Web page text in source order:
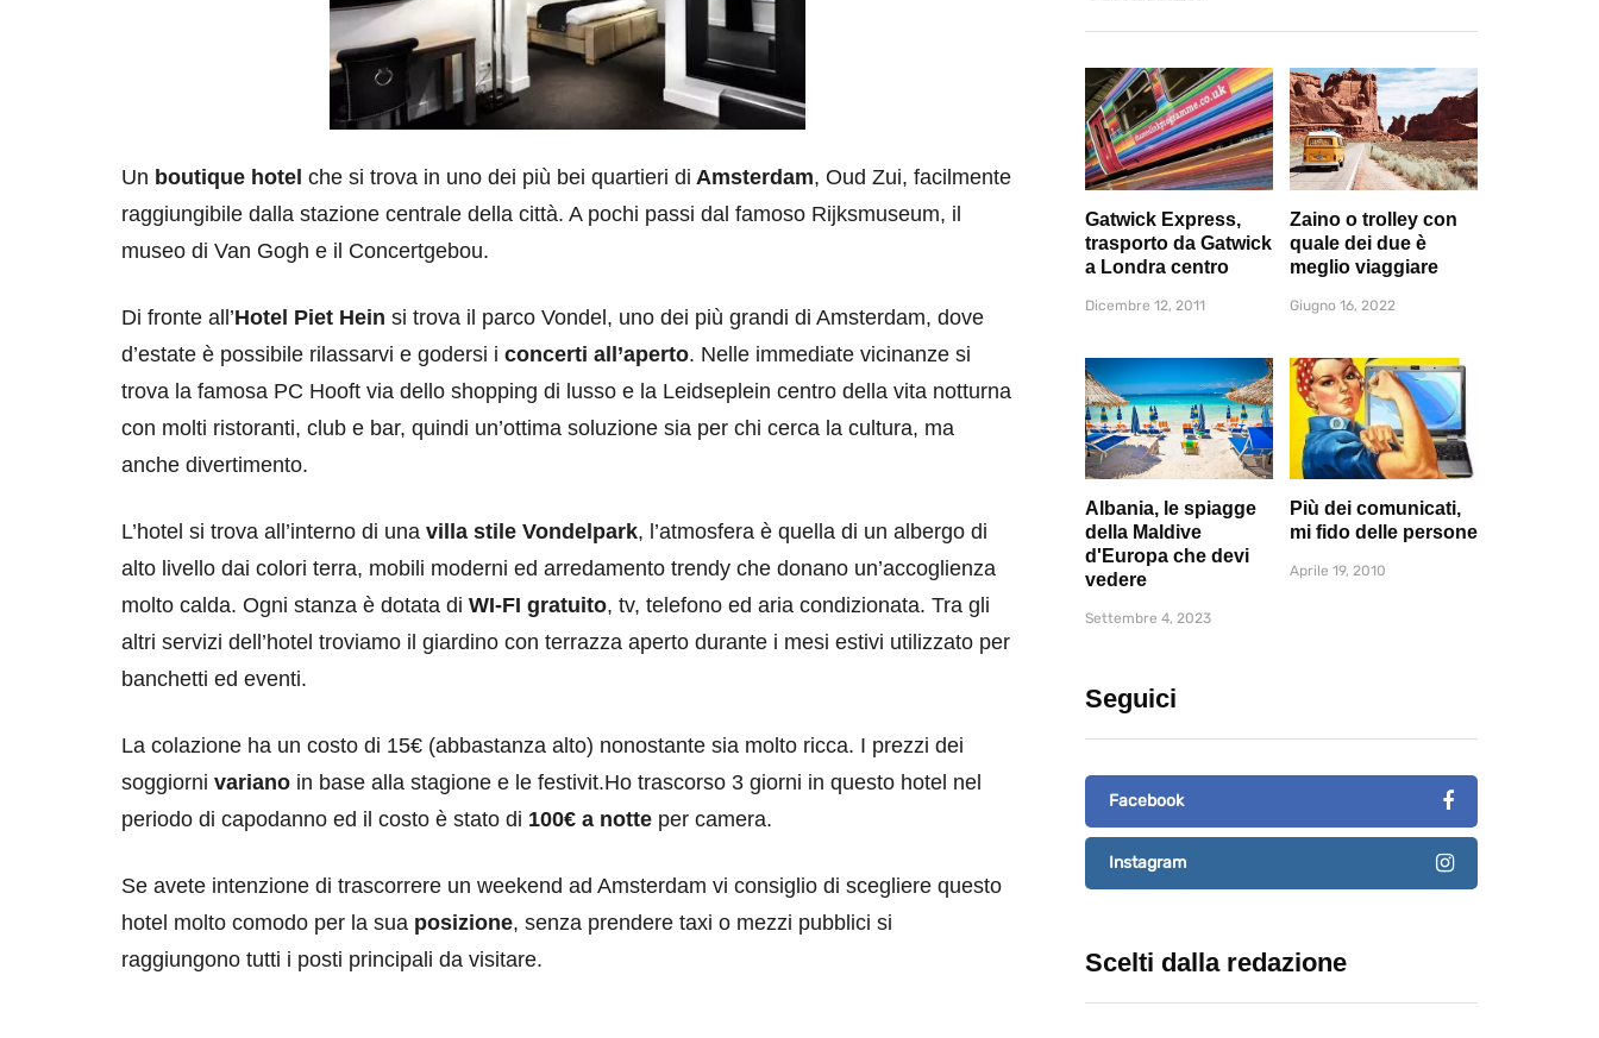
Un boutique hotel che si trova in uno dei più bei quartieri di Amsterdam, Oud Zui, facilmente
raggiungibile dalla stazione centrale della città. A pochi passi dal famoso Rijksmuseum, il
museo di Van Gogh e il Concertgebou.
Di fronte all’Hotel Piet Hein si trova il parco Vondel, uno dei più grandi di Amsterdam, dove
d’estate è possibile rilassarvi e godersi i concerti all’aperto. Nelle immediate vicinanze si
trova la famosa PC Hooft via dello shopping di lusso e la Leidseplein centro della vita notturna
con molti ristoranti, club e bar, quindi un’ottima soluzione sia per chi cerca la cultura, ma
anche divertimento.
L’hotel si trova all’interno di una villa stile Vondelpark, l’atmosfera è quella di un albergo di
alto livello dai colori terra, mobili moderni ed arredamento trendy che donano un’accoglienza
molto calda. Ogni stanza è dotata di WI-FI gratuito, tv, telefono ed aria condizionata. Tra gli
altri servizi dell’hotel troviamo il giardino con terrazza aperto durante i mesi estivi utilizzato per
banchetti ed eventi.
La colazione ha un costo di 15€ (abbastanza alto) nonostante sia molto ricca. I prezzi dei
soggiorni variano in base alla stagione e le festivit.Ho trascorso 3 giorni in questo hotel nel
periodo di capodanno ed il costo è stato di 100€ a notte per camera.
Se avete intenzione di trascorrere un weekend ad Amsterdam vi consiglio di scegliere questo
hotel molto comodo per la sua posizione, senza prendere taxi o mezzi pubblici si
raggiungono tutti i posti principali da visitare.
Gatwick Express,
trasporto da Gatwick
a Londra centro
Dicembre 12, 2011
Zaino o trolley con
quale dei due è
meglio viaggiare
Giugno 16, 2022
Albania, le spiagge
della Maldive
d'Europa che devi
vedere
Settembre 4, 2023
Più dei comunicati,
mi fido delle persone
Aprile 19, 2010
Seguici
Facebook
Instagram
Scelti dalla redazione